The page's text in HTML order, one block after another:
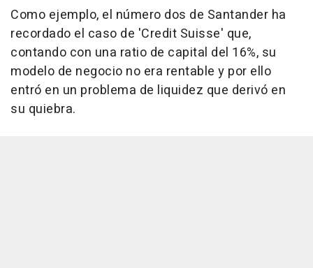
Como ejemplo, el número dos de Santander ha
recordado el caso de 'Credit Suisse' que,
contando con una ratio de capital del 16%, su
modelo de negocio no era rentable y por ello
entró en un problema de liquidez que derivó en
su quiebra.